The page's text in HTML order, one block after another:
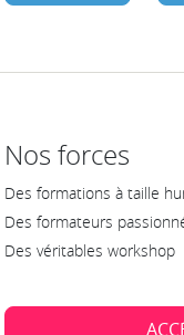
Nos forces
Des formations à taille
Des formateurs
Des véritables workshop